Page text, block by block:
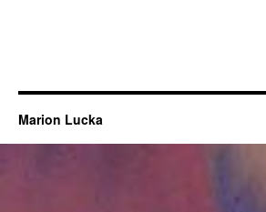
Marion Lucka